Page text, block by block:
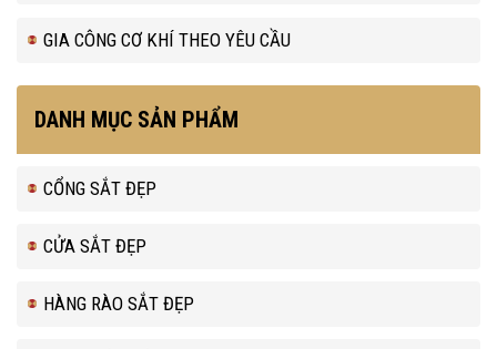
GIA CÔNG CƠ KHÍ THEO YÊU CẦU
DANH MỤC SẢN PHẨM
CỔNG SẮT ĐẸP
CỬA SẮT ĐẸP
HÀNG RÀO SẮT ĐẸP